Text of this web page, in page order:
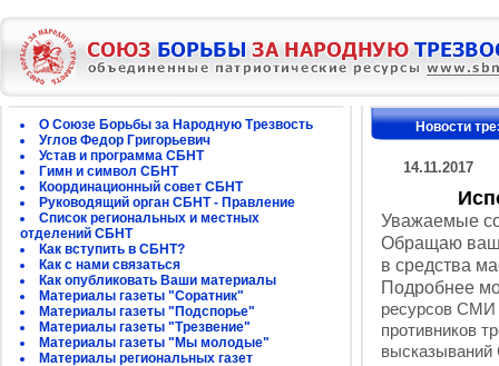
О Союзе Борьбы за Народную Трезвость
Углов Федор Григорьевич
Устав и программа СБНТ
Гимн и символ СБНТ
Координационный совет СБНТ
Руководящий орган СБНТ - Правление
Список региональных и местных
отделений СБНТ
Как вступить в СБНТ?
Как с нами связаться
Как опубликовать Ваши материалы
Материалы газеты "Соратник"
Материалы газеты "Подспорье"
Материалы газеты "Трезвение"
Материалы газеты "Мы молодые"
Материалы региональных газет
Новости
14.11.2017
Уважаемые
Обращаю
в средства
Подробнее
ресурсов СМИ
противников
высказываний